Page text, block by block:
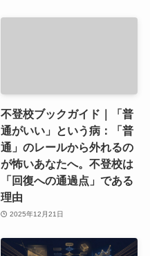
不登校ブックガイド｜「普
通がいい」という病：「普
通」のレールから外れるの
が怖いあなたへ。不登校は
「回復への通過点」である
理由
2025年12月21日